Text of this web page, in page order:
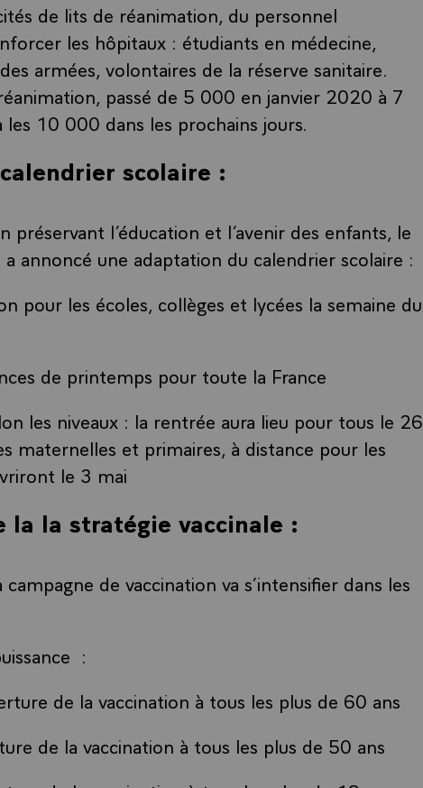
de lits de réanimation, du personnel
les hôpitaux : étudiants en médecine,
armées, volontaires de la réserve sanitaire.
passé de 5 000 en janvier 2020 à 7
10 000 dans les prochains jours.
scolaire :
l’éducation et l’avenir des enfants, le
annoncé une adaptation du calendrier scolaire :
pour les écoles, collèges et lycées la semaine du
de printemps pour toute la France
les niveaux : la rentrée aura lieu pour tous le 26
maternelles et primaires, à distance pour les
le 3 mai
la la stratégie vaccinale :
de vaccination va s’intensifier dans les
:
de la vaccination à tous les plus de 60 ans
de la vaccination à tous les plus de 50 ans